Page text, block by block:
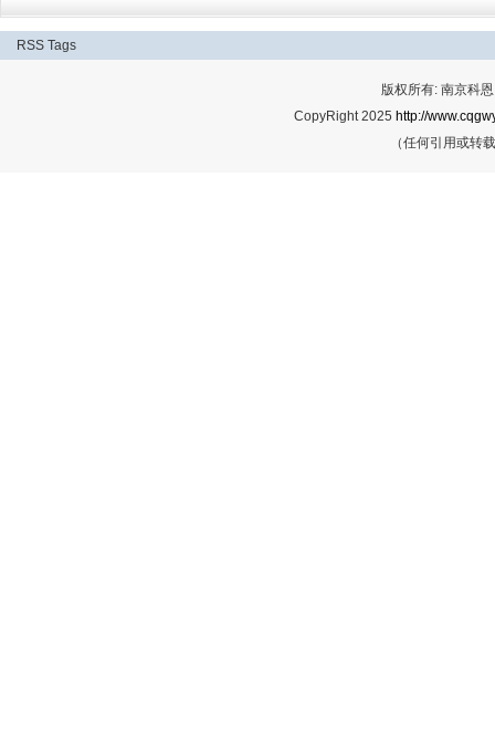
RSS Tags
版权所有: 南京科
CopyRight 2025 http://
（任何引用或转